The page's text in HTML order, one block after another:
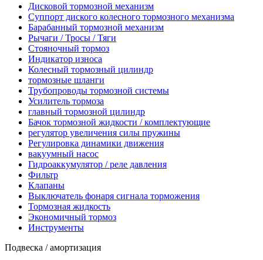
Дисковой тормозной механизм
Суппорт диского колесного тормозного механизма
Барабанный тормозной механизм
Рычаги / Тросы / Тяги
Стояночный тормоз
Индикатор износа
Колесный тормозный цилиндр
тормозные шланги
Трубопроводы тормозной системы
Усилитель тормоза
главный тормозной цилиндр
Бачок тормозной жидкости / комплектующие
регулятор увеличения силы пружины
Регулировка динамики движения
вакуумный насос
Гидроаккумулятор / реле давления
Фильтр
Клапаны
Выключатель фонаря сигнала торможения
Тормозная жидкость
Экономичный тормоз
Инструменты
Подвеска / амортизация